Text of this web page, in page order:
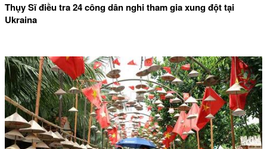
Thụy Sĩ điều tra 24 công dân nghi tham gia xung đột tại
Ukraina